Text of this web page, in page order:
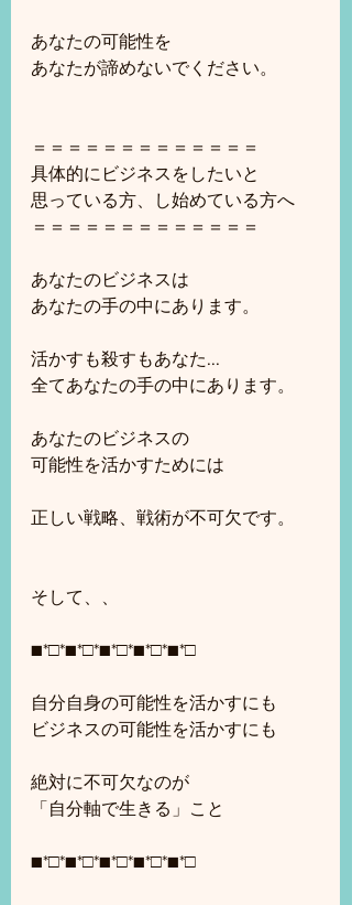
あなたの可能性を
あなたが諦めないでください。
＝＝＝＝＝＝＝＝＝＝＝＝＝
具体的にビジネスをしたいと
思っている方、し始めている方へ
＝＝＝＝＝＝＝＝＝＝＝＝＝
あなたのビジネスは
あなたの手の中にあります。
活かすも殺すもあなた...
全てあなたの手の中にあります。
あなたのビジネスの
可能性を活かすためには
正しい戦略、戦術が不可欠です。
そして、、
■*□*■*□*■*□*■*□*■*□
自分自身の可能性を活かすにも
ビジネスの可能性を活かすにも
絶対に不可欠なのが
「自分軸で生きる」こと
■*□*■*□*■*□*■*□*■*□